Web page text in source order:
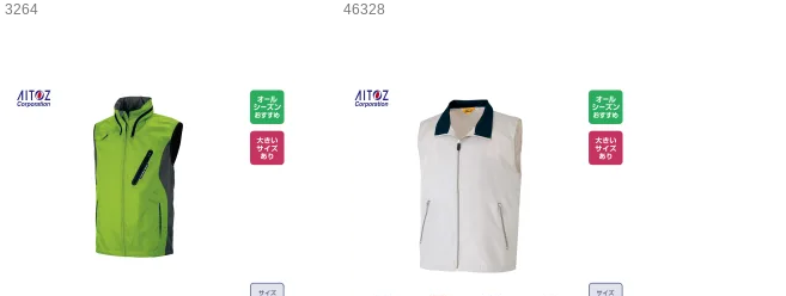
3264 46328